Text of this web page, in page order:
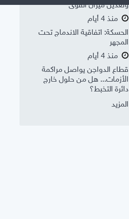
وتعديل ميزان القوى
منذ 4 أيام
الحسكة: اتفاقية الاندماج تحت
المجهر
منذ 4 أيام
قطاع الدواجن يواصل مراكمة
الأزمات... هل من حلول خارج
دائرة التخبط؟
المزيد